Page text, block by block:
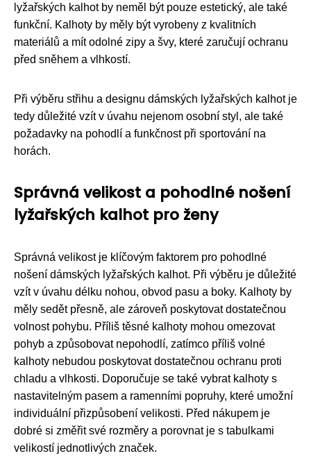
lyžařských kalhot by neměl být pouze estetický, ale také
funkční. Kalhoty by měly být vyrobeny z kvalitních
materiálů a mít odolné zipy a švy, které zaručují ochranu
před sněhem a vlhkostí.
Při výběru střihu a designu dámských lyžařských kalhot je
tedy důležité vzít v úvahu nejenom osobní styl, ale také
požadavky na pohodlí a funkčnost při sportování na
horách.
Správná velikost a pohodlné nošení
lyžařských kalhot pro ženy
Správná velikost je klíčovým faktorem pro pohodlné
nošení dámských lyžařských kalhot. Při výběru je důležité
vzít v úvahu délku nohou, obvod pasu a boky. Kalhoty by
měly sedět přesně, ale zároveň poskytovat dostatečnou
volnost pohybu. Příliš těsné kalhoty mohou omezovat
pohyb a způsobovat nepohodlí, zatímco příliš volné
kalhoty nebudou poskytovat dostatečnou ochranu proti
chladu a vlhkosti. Doporučuje se také vybrat kalhoty s
nastavitelným pasem a ramenními popruhy, které umožní
individuální přizpůsobení velikosti. Před nákupem je
dobré si změřit své rozměry a porovnat je s tabulkami
velikostí jednotlivých značek.